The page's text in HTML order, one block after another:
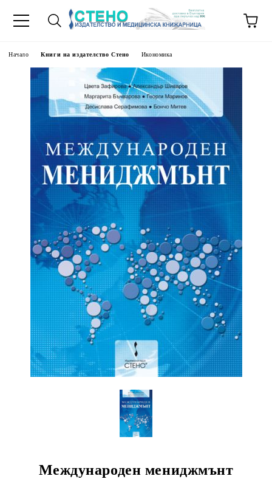
Начало Книги на издателство Стено Икономика
Международен мениджмънт